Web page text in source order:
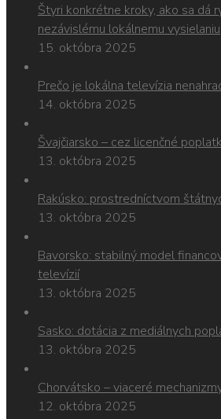
Štyri konkrétne kroky, ako sa dá
nezávislému lokálnemu vysielaniu
15. októbra 2025
Prečo je lokálna televízia
14. októbra 2025
Švajčiarsko – cez licenčné
13. októbra 2025
Rakúsko: prostredníctvom
13. októbra 2025
Bavorsko: stabilný model
televízií
13. októbra 2025
Sasko: dotácia z mediálnych
13. októbra 2025
Chorvátsko – viaceré
12. októbra 2025